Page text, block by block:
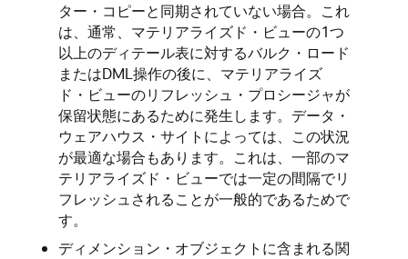
ター・コピーと同期されていない場合。これ
は、通常、マテリアライズド・ビューの1つ
以上のディテール表に対するバルク・ロード
またはDML操作の後に、マテリアライズ
ド・ビューのリフレッシュ・プロシージャが
保留状態にあるために発生します。データ・
ウェアハウス・サイトによっては、この状況
が最適な場合もあります。これは、一部のマ
テリアライズド・ビューでは一定の間隔でリ
フレッシュされることが一般的であるためで
す。
ディメンション・オブジェクトに含まれる関